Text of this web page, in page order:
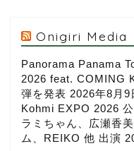
Onigiri Media
Panorama Panama
2026 feat. COMING
弾を発表 2026年8月9
Kohmi EXPO 2026
ラミちゃん、広瀬香
ム、REIKO 他 出演